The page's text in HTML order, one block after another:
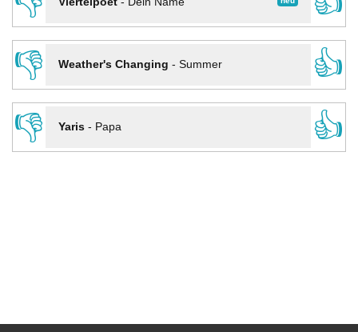
👎
Weather's Changing - Summer
👍
👎
Yaris- Papa 👍